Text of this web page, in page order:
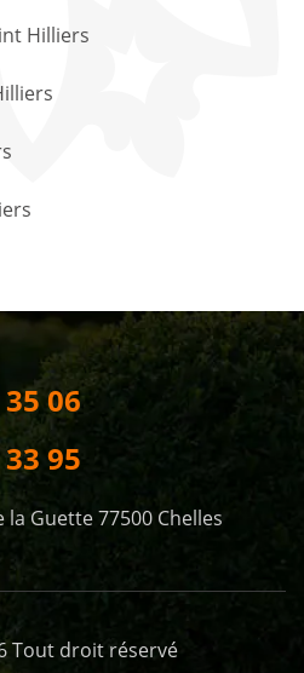
Hilliers
06
95
la Guette 77500 Chelles
Tout droit réservé